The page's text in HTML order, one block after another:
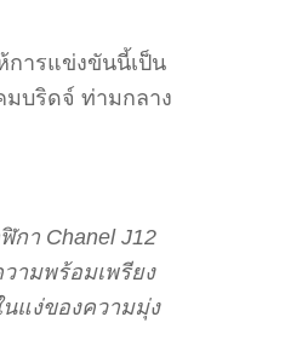
ารแข่งขันนี้เป็น
บริดจ์ ท่ามกลาง
กา Chanel J12
ามพร้อมเพรียง
แง่ของความมุ่ง